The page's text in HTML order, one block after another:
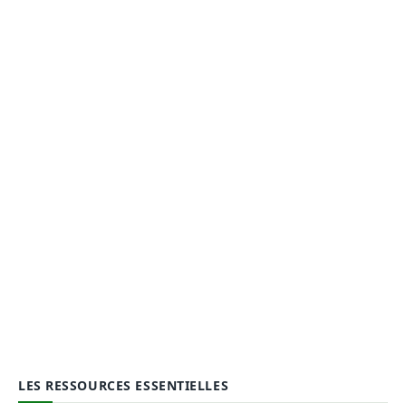
LES RESSOURCES ESSENTIELLES